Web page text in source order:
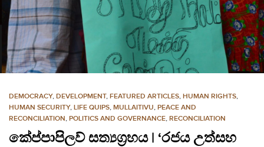
e
DEMOCRACY, DEVELOPMENT, FEATURED ARTICLES, HUMAN RIGHTS,
HUMAN SECURITY, LIFE QUIPS, MULLAITIVU, PEACE AND
RECONCILIATION, POLITICS AND GOVERNANCE, RECONCILIATION
කේප්පාපිලව් සත්‍යග්‍රහය | ‘රජය උත්සහ